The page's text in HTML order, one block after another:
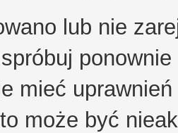
lub nie
ponownie
mieć
może być